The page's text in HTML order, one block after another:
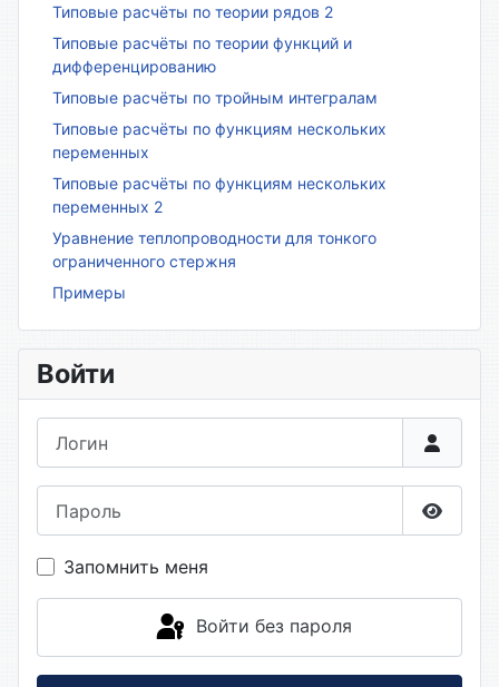
Типовые расчёты по теории рядов 2
Типовые расчёты по теории функций и
дифференцированию
Типовые расчёты по тройным интегралам
Типовые расчёты по функциям нескольких
переменных
Типовые расчёты по функциям нескольких
переменных 2
Уравнение теплопроводности для тонкого
ограниченного стержня
Примеры
Войти
Запомнить меня
Войти без пароля